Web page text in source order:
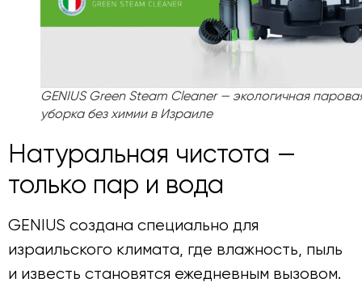
GENIUS Green Steam Cleaner — экологичная
уборка без химии в Израиле
Натуральная чистота —
только пар и вода
GENIUS создана специально для
израильского климата, где влажность, пыль
и известь становятся ежедневным вызовом.